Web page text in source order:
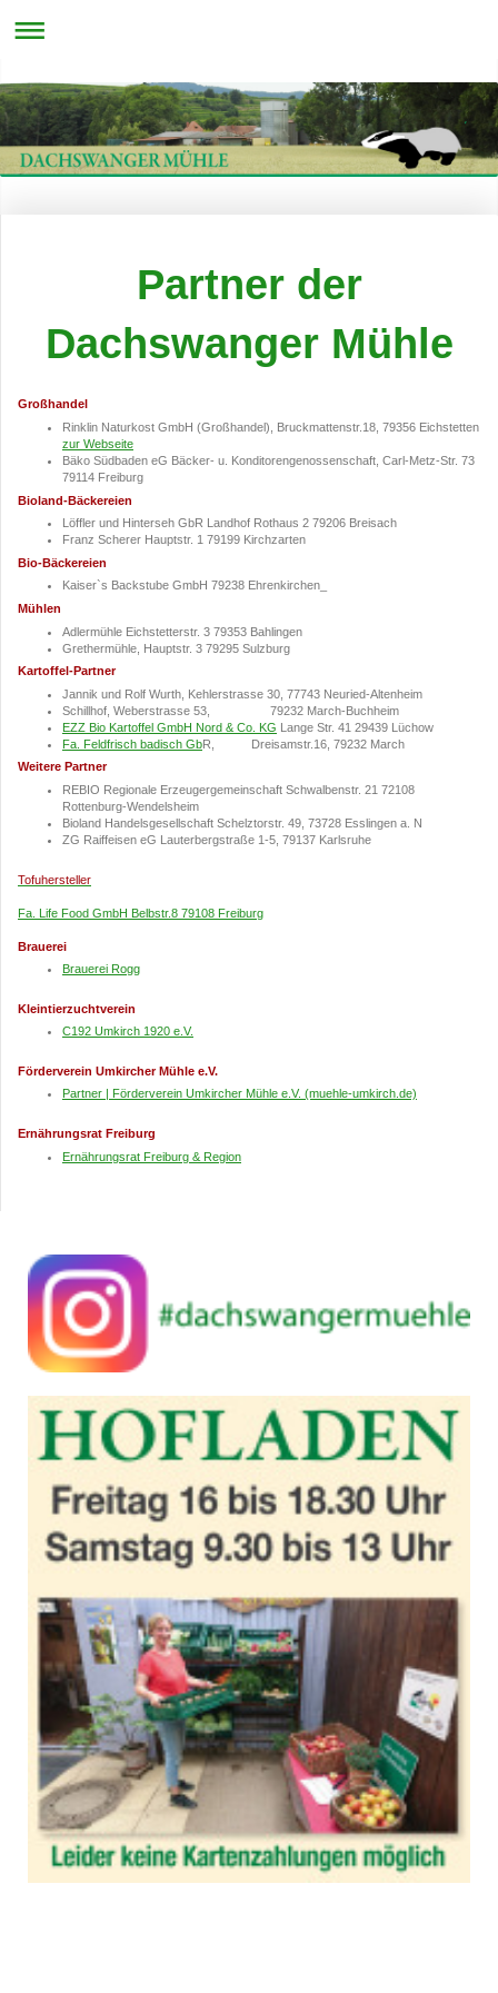
Partner der
Dachswanger Mühle
Großhandel
Rinklin Naturkost GmbH (Großhandel), Bruckmattenstr.18, 79356 Eichstetten
zur Webseite
Bäko Südbaden eG Bäcker- u. Konditorengenossenschaft, Carl-Metz-Str. 73
79114 Freiburg
Bioland-Bäckereien
Löffler und Hinterseh GbR Landhof Rothaus 2 79206 Breisach
Franz Scherer Hauptstr. 1 79199 Kirchzarten
Bio-Bäckereien
Kaiser`s Backstube GmbH 79238 Ehrenkirchen_
Mühlen
Adlermühle Eichstetterstr. 3 79353 Bahlingen
Grethermühle, Hauptstr. 3 79295 Sulzburg
Kartoffel-Partner
Jannik und Rolf Wurth, Kehlerstrasse 30, 77743 Neuried-Altenheim
Schillhof, Weberstrasse 53, 79232 March-Buchheim
EZZ Bio Kartoffel GmbH Nord & Co. KG Lange Str. 41 29439 Lüchow
Fa. Feldfrisch badisch GbR, Dreisamstr.16, 79232 March
Weitere Partner
REBIO Regionale Erzeugergemeinschaft Schwalbenstr. 21 72108
Rottenburg-Wendelsheim
Bioland Handelsgesellschaft Schelztorstr. 49, 73728 Esslingen a. N
ZG Raiffeisen eG Lauterbergstraße 1-5, 79137 Karlsruhe
Tofuhersteller
Fa. Life Food GmbH Belbstr.8 79108 Freiburg
Brauerei
Brauerei Rogg
Kleintierzuchtverein
C192 Umkirch 1920 e.V.
Förderverein Umkircher Mühle e.V.
Partner | Förderverein Umkircher Mühle e.V. (muehle-umkirch.de)
Ernährungsrat Freiburg
Ernährungsrat Freiburg & Region